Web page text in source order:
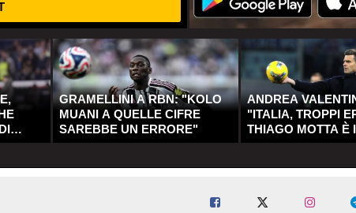
GRAMELLINI A RBN: "KOLO
MUANI A QUELLE CIFRE
SAREBBE UN ERRORE"
ANDREA
"ITALIA, TROPPI
THIAGO MOTTA È